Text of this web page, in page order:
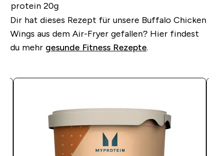
protein 20g
Dir hat dieses Rezept für unsere Buffalo Chicken
Wings aus dem Air-Fryer gefallen?Hier findest
du mehr gesunde Fitness Rezepte.